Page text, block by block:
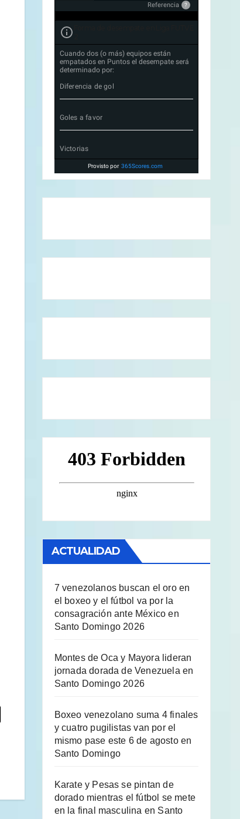
Referencia ?
Cuando dos (o más) equipos están
empatados en Puntos el desempate será
determinado por:
Diferencia de gol
Goles a favor
Victorias
Provisto por 365Scores.com
ACTUALIDAD
7 venezolanos buscan el oro en
el boxeo y el fútbol va por la
consagración ante México en
Santo Domingo 2026
Montes de Oca y Mayora lideran
jornada dorada de Venezuela en
Santo Domingo 2026
Boxeo venezolano suma 4 finales
y cuatro pugilistas van por el
mismo pase este 6 de agosto en
Santo Domingo
Karate y Pesas se pintan de
dorado mientras el fútbol se mete
en la final masculina en Santo